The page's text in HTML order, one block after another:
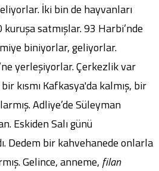
İki bin de hayvanları
satmışlar. 93 Harbi’nde
biniyorlar, geliyorlar.
yerleşiyorlar. Çerkezlik var
kısmı Kafkasya'da kalmış, bir
Adliye’de Süleyman
Eskiden Salı günü
Dedem bir kahvehanede onlarla
Gelince, anneme, filan